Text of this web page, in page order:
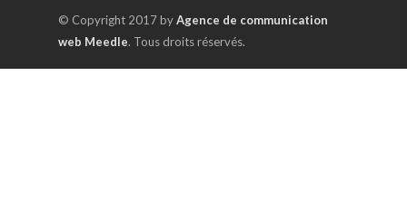
© Copyright 2017 byAgence de communication
web Meedle. Tous droits réservés.